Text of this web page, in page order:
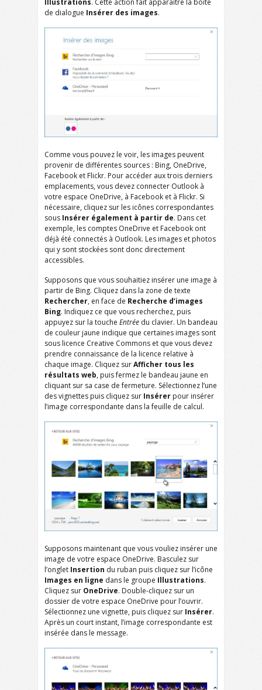
Illustrations. Cette action fait apparaître la boîte
de dialogue Insérer des images.
Comme vous pouvez le voir, les images peuvent
provenir de différentes sources : Bing, OneDrive,
Facebook et Flickr. Pour accéder aux trois derniers
emplacements, vous devez connecter Outlook à
votre espace OneDrive, à Facebook et à Flickr. Si
nécessaire, cliquez sur les icônes correspondantes
sous Insérer également à partir de. Dans cet
exemple, les comptes OneDrive et Facebook ont
déjà été connectés à Outlook. Les images et photos
qui y sont stockées sont donc directement
accessibles.
Supposons que vous souhaitiez insérer une image à
partir de Bing. Cliquez dans la zone de texte
Rechercher, en face de Recherche d’images
Bing. Indiquez ce que vous recherchez, puis
appuyez sur la touche Entrée du clavier. Un bandeau
de couleur jaune indique que certaines images sont
sous licence Creative Commons et que vous devez
prendre connaissance de la licence relative à
chaque image. Cliquez surAfficher tous les
résultats web, puis fermez le bandeau jaune en
cliquant sur sa case de fermeture. Sélectionnez l’une
des vignettes puis cliquez sur Insérer pour insérer
l’image correspondante dans la feuille de calcul.
Supposons maintenant que vous vouliez insérer une
image de votre espace OneDrive. Basculez sur
l’onglet Insertion du ruban puis cliquez sur l’icône
Images en ligne dans le groupe Illustrations.
Cliquez sur OneDrive. Double-cliquez sur un
dossier de votre espace OneDrive pour l’ouvrir.
Sélectionnez une vignette, puis cliquez sur Insérer.
Après un court instant, l’image correspondante est
insérée dans le message.